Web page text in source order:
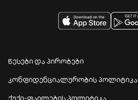
წესები და პირობები
კონფიდენციალურობის პოლიტიკა
ქუქი-ფაილების პოლიტიკა